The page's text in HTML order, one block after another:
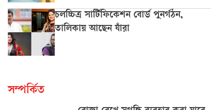
চলচ্চিত্র সার্টিফিকেশন বোর্ড পুনর্গঠন,
তালিকায় আছেন যাঁরা
সম্পর্কিত